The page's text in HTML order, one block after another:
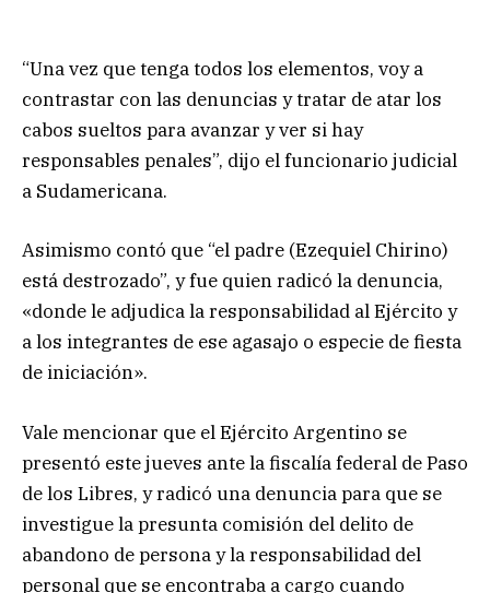
“Una vez que tenga todos los elementos, voy a
contrastar con las denuncias y tratar de atar los
cabos sueltos para avanzar y ver si hay
responsables penales”, dijo el funcionario judicial
a Sudamericana.
Asimismo contó que “el padre (Ezequiel Chirino)
está destrozado”, y fue quien radicó la denuncia,
«donde le adjudica la responsabilidad al Ejército y
a los integrantes de ese agasajo o especie de fiesta
de iniciación».
Vale mencionar que el Ejército Argentino se
presentó este jueves ante la fiscalía federal de Paso
de los Libres, y radicó una denuncia para que se
investigue la presunta comisión del delito de
abandono de persona y la responsabilidad del
personal que se encontraba a cargo cuando